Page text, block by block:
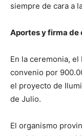
siempre de cara a
Aportes y firma de
En la ceremonia,
convenio por
el proyecto de
de Julio.
El organismo